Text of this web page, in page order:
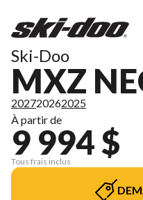
Ski-Doo
MXZ
202720262025
À partir de
9 994 $
Tous frais inclus